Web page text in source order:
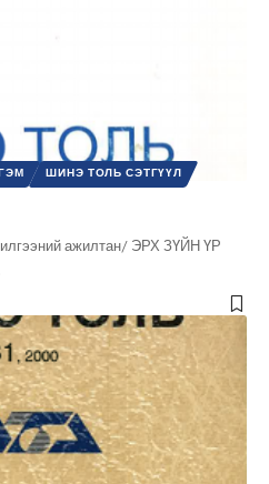
ШИНЭ ТОЛЬ СЭТГҮҮЛ
ажилтан/ ЭРХ ЗҮЙН ҮР